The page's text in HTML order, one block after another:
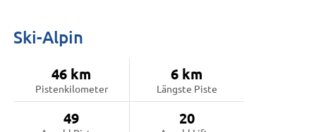
Ski-Alpin
46 km
Pistenkilometer
6 km
Längste Piste
49 20